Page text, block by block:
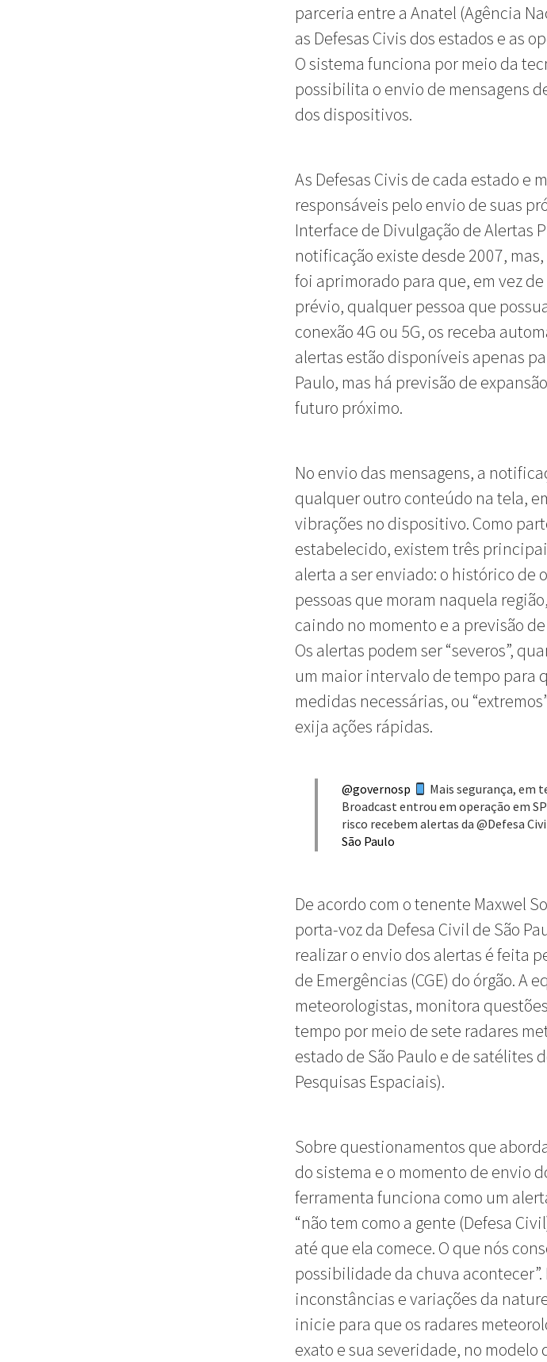
parceria entre a Anatel (Agência
as Defesas Civis dos estados e as
O sistema funciona por meio da
possibilita o envio de mensagens
dos dispositivos.
As Defesas Civis de cada estado e
responsáveis pelo envio de suas
Interface de Divulgação de Alertas
notificação existe desde 2007,
foi aprimorado para que, em vez
prévio, qualquer pessoa que
conexão 4G ou 5G, os receba
alertas estão disponíveis apenas
Paulo, mas há previsão de
futuro próximo.
No envio das mensagens, a
qualquer outro conteúdo na tela,
vibrações no dispositivo. Como
estabelecido, existem três
alerta a ser enviado: o histórico de
pessoas que moram naquela
caindo no momento e a previsão
Os alertas podem ser “severos”,
um maior intervalo de tempo para
medidas necessárias, ou
exija ações rápidas.
@governosp
Mais segurança, em
Broadcast entrou em operação em
risco recebem alertas da @Defesa
São Paulo
De acordo com o tenente Maxwel
porta-voz da Defesa Civil de São
realizar o envio dos alertas é feita
de Emergências (CGE) do órgão. A
meteorologistas, monitora
tempo por meio de sete radares
estado de São Paulo e de satélites
Pesquisas Espaciais).
Sobre questionamentos que
do sistema e o momento de envio
ferramenta funciona como um
“não tem como a gente (Defesa
até que ela comece. O que nós
possibilidade da chuva acontecer”.
inconstâncias e variações da
inicie para que os radares
exato e sua severidade, no modelo